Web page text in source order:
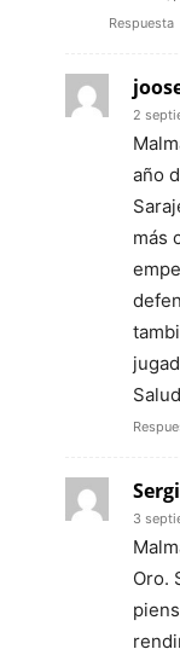
Respuesta
2
año
más
Salud
3
Oro.